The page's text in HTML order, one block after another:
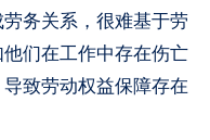
务关系，很难基于劳
们在工作中存在伤亡
致劳动权益保障存在